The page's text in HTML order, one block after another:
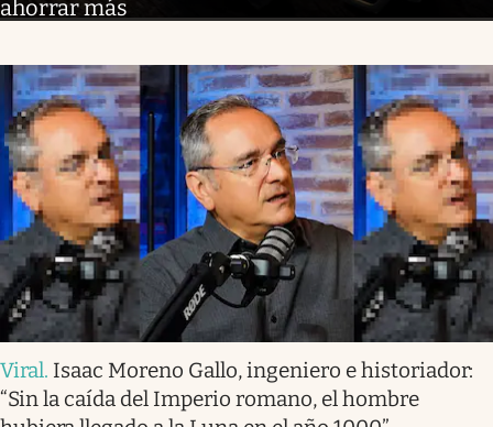
ahorrar más
Viral. Isaac Moreno Gallo, ingeniero e historiador:
“Sin la caída del Imperio romano, el hombre